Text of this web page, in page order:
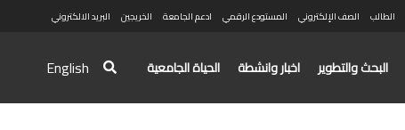
الطالب الصف الإلكتروني المستودع الرقمي ادعم الجامعة الخريجين البريد الالكتروني
البحث والتطوير اخبار وانشطة الحياة الجامعية English